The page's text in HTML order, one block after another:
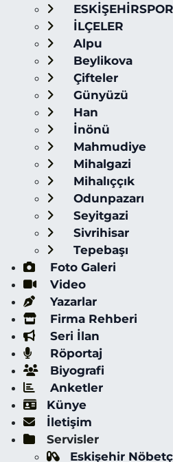
ESKİŞEHİRSPOR
İLÇELER
Alpu
Beylikova
Çifteler
Günyüzü
Han
İnönü
Mahmudiye
Mihalgazi
Mihalıççık
Odunpazarı
Seyitgazi
Sivrihisar
Tepebaşı
Foto Galeri
Video
Yazarlar
Firma Rehberi
Seri İlan
Röportaj
Biyografi
Anketler
Künye
İletişim
Servisler
Eskişehir